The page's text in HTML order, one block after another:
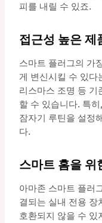
피를 내릴 수 있죠.
접근성 높은 제
스마트 플러그의 가
게 변신시킬 수 있다
리스마스 조명 등 기
할 수 있습니다. 특히,
잠자기 루틴을 설정
다.
스마트 홈을 위
아마존 스마트 플러
결되는 실내 전용 장
호환되지 않을 수 있